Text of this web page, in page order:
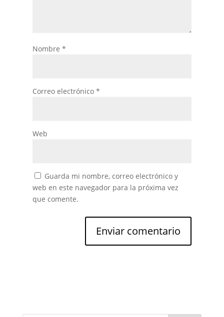
Nombre *
Correo electrónico *
Web
Guarda mi nombre, correo electrónico y
web en este navegador para la próxima vez
que comente.